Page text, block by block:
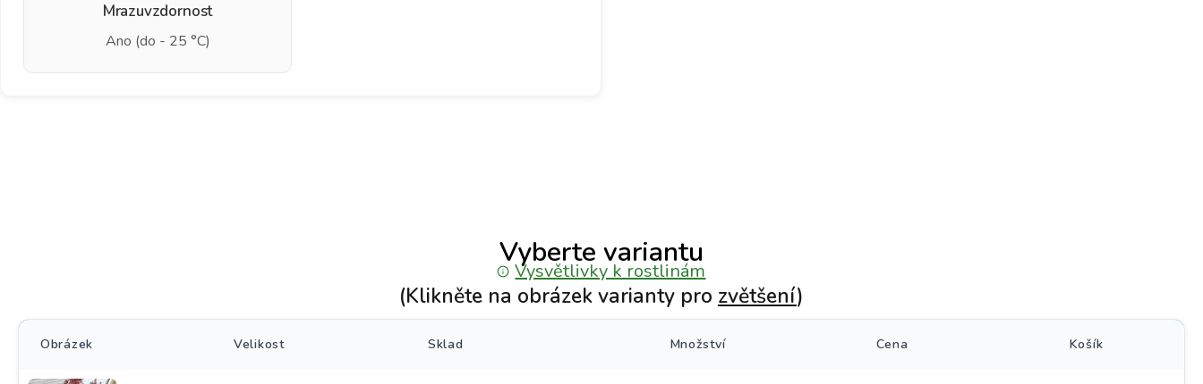
Mrazuvzdornost
Ano (do - 25 °C)
Vyberte variantu
Vysvětlivky k rostlinám
(Klikněte na obrázek varianty pro zvětšení)
Obrázek Velikost Sklad Množství Cena Košík